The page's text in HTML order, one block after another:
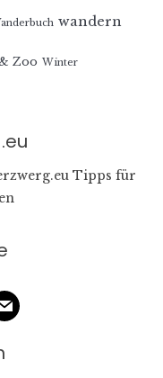
wandern
Zoo Winter
Tipps für